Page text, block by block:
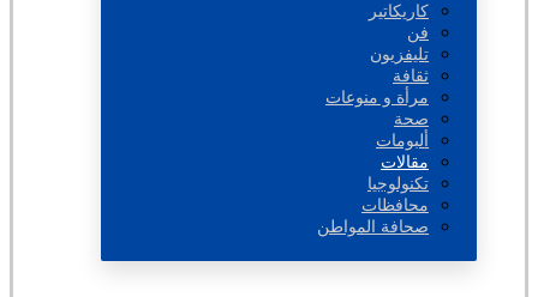
كاريكاتير
فن
تليفزيون
ثقافة
مرأة و منوعات
صحة
ألبومات
مقالات
تكنولوجيا
محافظات
صحافة المواطن